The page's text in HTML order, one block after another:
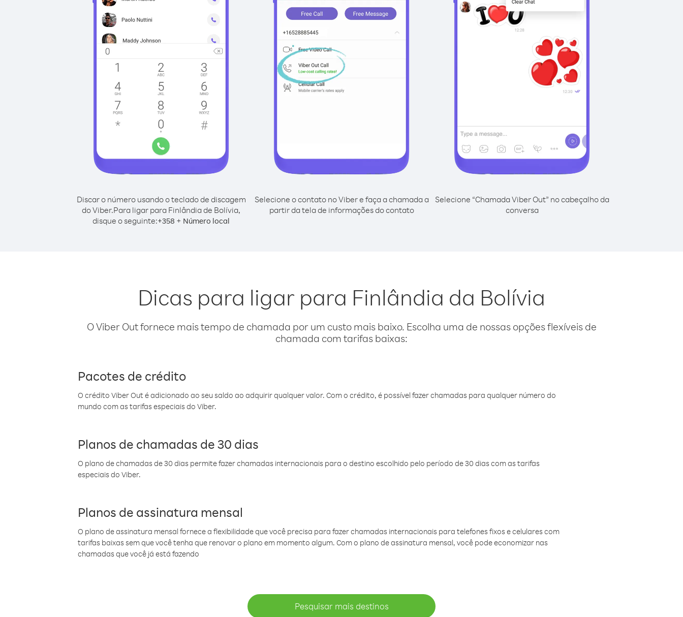
Discar o número usando o teclado de discagem
do Viber.Para ligar para Finlândia de Bolívia,
disque o seguinte:+358 + Número local
Selecione o contato no Viber e faça a chamada a
partir da tela de informações do contato
Selecione “Chamada Viber Out” no cabeçalho da
conversa
Dicas para ligar para Finlândia da Bolívia
O Viber Out fornece mais tempo de chamada por um custo mais baixo. Escolha uma de nossas opções flexíveis de
chamada com tarifas baixas:
Pacotes de crédito
O crédito Viber Out é adicionado ao seu saldo ao adquirir qualquer valor. Com o crédito, é possível fazer chamadas para qualquer número do
mundo com as tarifas especiais do Viber.
Planos de chamadas de 30 dias
O plano de chamadas de 30 dias permite fazer chamadas internacionais para o destino escolhido pelo período de 30 dias com as tarifas
especiais do Viber.
Planos de assinatura mensal
O plano de assinatura mensal fornece a flexibilidade que você precisa para fazer chamadas internacionais para telefones fixos e celulares com
tarifas baixas sem que você tenha que renovar o plano em momento algum. Com o plano de assinatura mensal, você pode economizar nas
chamadas que você já está fazendo
Pesquisar mais destinos